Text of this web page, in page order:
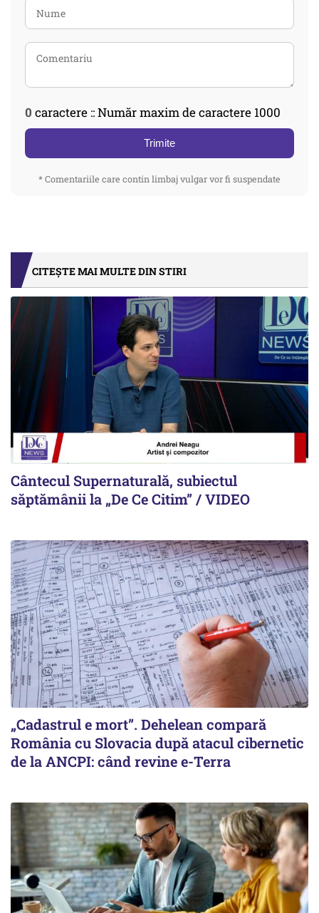
0 caractere :: Număr maxim de caractere 1000
Trimite
* Comentariile care contin limbaj vulgar vor fi suspendate
CITEȘTE MAI MULTE DIN STIRI
Cântecul Supernaturală, subiectul
săptămânii la „De Ce Citim” / VIDEO
„Cadastrul e mort”. Dehelean compară
România cu Slovacia după atacul cibernetic
de la ANCPI: când revine e-Terra